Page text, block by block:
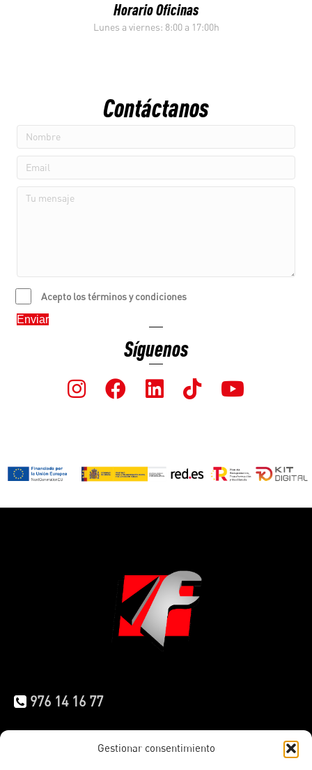
Gestionar consentimiento
Horario Oficinas
Lunes a viernes: 8:00 a 17:00h
Contáctanos
Acepto los términos y condiciones
Enviar
Síguenos
976 14 16 77
info.iberica@faymonville.com